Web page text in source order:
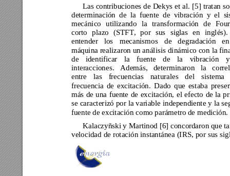
Las contribuciones de Dekys et al. [5] tratan
determinación de la fuente de vibración y el s
mecánico utilizando la transformación de
corto plazo (STFT, por sus siglas en inglés).
entender
los mecanismos de degradación
máquina realizaron un análisis dinámico con la
de
identificar la fuente de la vibración
interacciones.
Además, determinaron la co
entre
las frecuencias naturales del
sistema
frecuencia de excitación. Dado que estaba pr
más de una fuente de excitación, el efecto de la
se caracterizó por la variable independiente y la
fuente de excitación como parámetro de medición.
Kalaczyñski y Martinod [6] concordaron que
velocidad de rotación instantánea (IRS, por sus